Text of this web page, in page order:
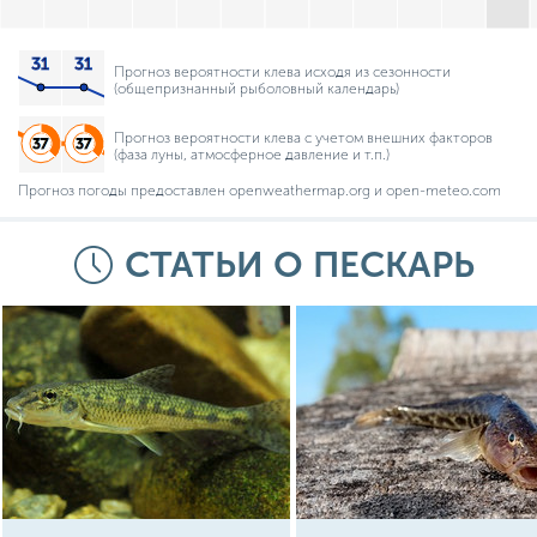
Прогноз вероятности клева исходя из сезонности
(общепризнанный рыболовный календарь)
Прогноз вероятности клева с учетом внешних факторов
(фаза луны, атмосферное давление и т.п.)
Прогноз погоды предоставлен openweathermap.org и open-meteo.com
СТАТЬИ О ПЕСКАРЬ